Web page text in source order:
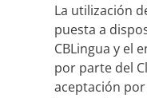
La utilización
puesta a
CBLingua y el
por parte del
aceptación